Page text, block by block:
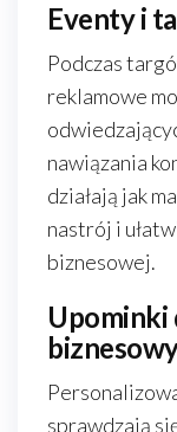
Eventy i
Podczas
reklamowe
nawiązania
działają jak
nastrój i
biznesowej.
sprawdzają